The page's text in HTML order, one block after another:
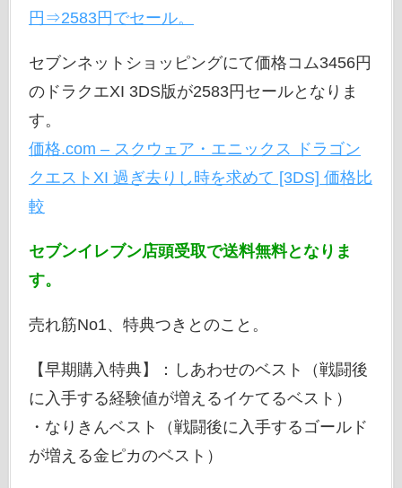
円⇒2583円でセール。
セブンネットショッピングにて価格コム3456円
のドラクエXI 3DS版が2583円セールとなりま
す。
価格.com – スクウェア・エニックス ドラゴン
クエストXI 過ぎ去りし時を求めて [3DS] 価格比
較
セブンイレブン店頭受取で送料無料となりま
す。
売れ筋No1、特典つきとのこと。
【早期購入特典】：しあわせのベスト（戦闘後
に入手する経験値が増えるイケてるベスト）
・なりきんベスト（戦闘後に入手するゴールド
が増える金ピカのベスト）